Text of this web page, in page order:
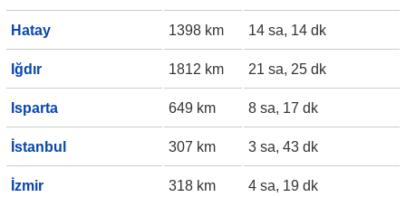
Hatay 1398 km 14 sa, 14 dk
Iğdır 1812 km 21 sa, 25 dk
Isparta 649 km 8 sa, 17 dk
İstanbul 307 km 3 sa, 43 dk
İzmir 318 km 4 sa, 19 dk